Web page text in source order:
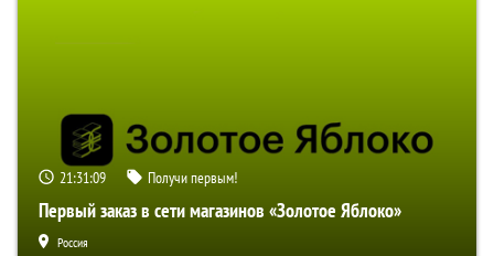
21:31:08 Получи первым!
Первый заказ в сети магазинов «Золотое Яблоко»
Россия